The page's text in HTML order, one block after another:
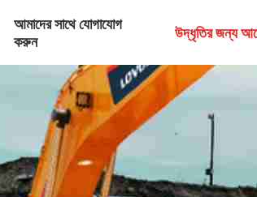
আমাদের সাথে যোগাযোগ
করুন
উদ্ধৃতির জন্য